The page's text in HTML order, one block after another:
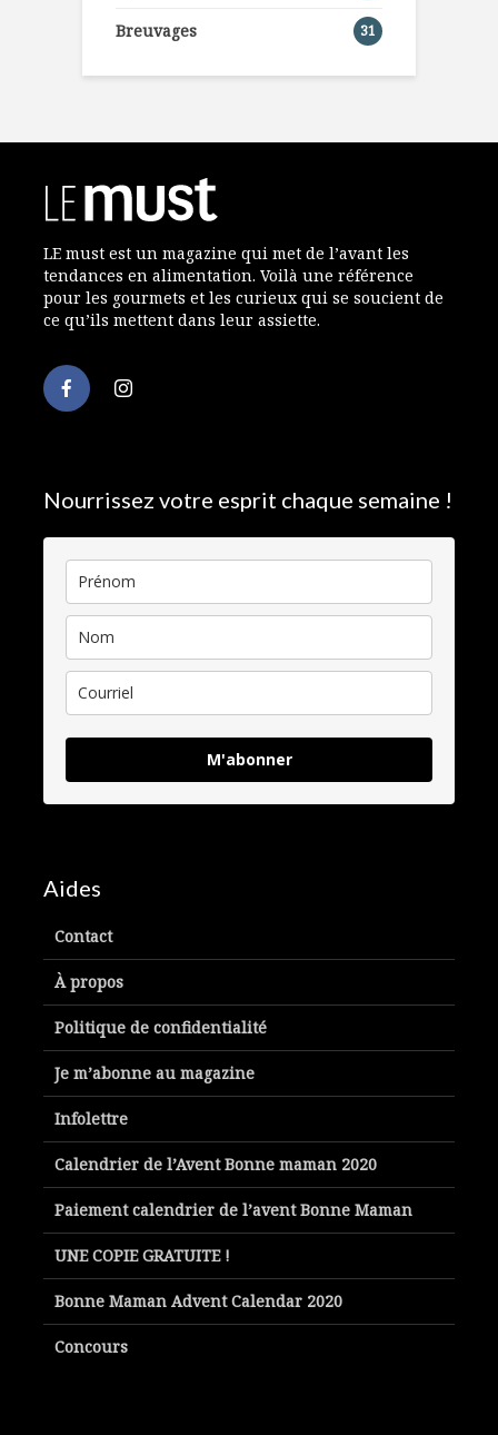
Breuvages 31
LE must est un magazine qui met de l’avant les
tendances en alimentation. Voilà une référence
pour les gourmets et les curieux qui se soucient de
ce qu’ils mettent dans leur assiette.
Nourrissez votre esprit chaque semaine !
M'abonner
Aides
Contact
À propos
Politique de confidentialité
Je m’abonne au magazine
Infolettre
Calendrier de l’Avent Bonne maman 2020
Paiement calendrier de l’avent Bonne Maman
UNE COPIE GRATUITE !
Bonne Maman Advent Calendar 2020
Concours